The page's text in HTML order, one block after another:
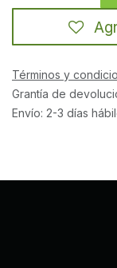
Términos y
Grantía de
Envío: 2-3 días